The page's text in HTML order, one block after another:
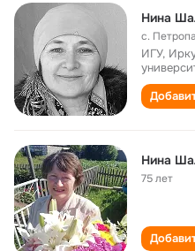
Нина
с.
ИГУ,
Нина
75 лет